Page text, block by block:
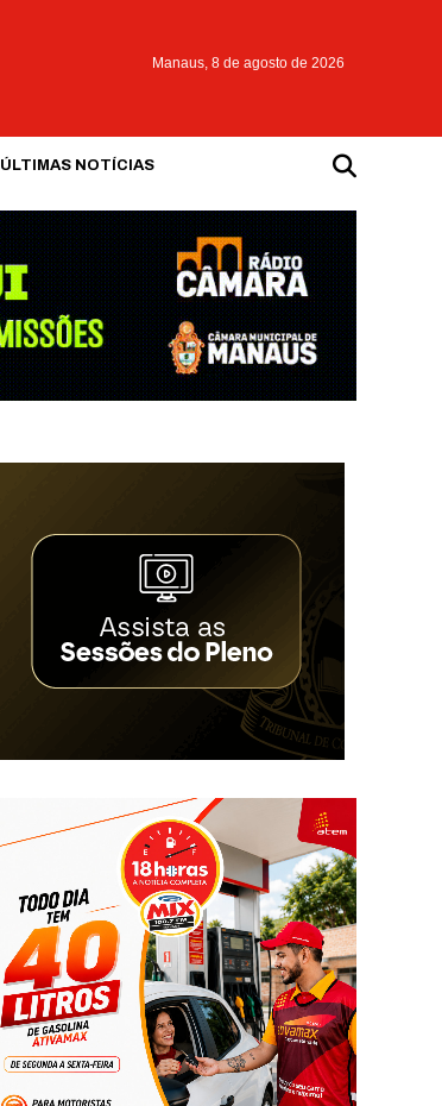
Manaus, 8 de agosto de 2026
ÚLTIMAS NOTÍCIAS